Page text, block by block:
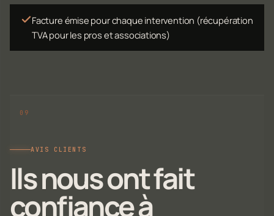
Facture émise pour chaque intervention (récupération
TVA pour les pros et associations)
AVIS CLIENTS
Ils nous ont fait
confiance à